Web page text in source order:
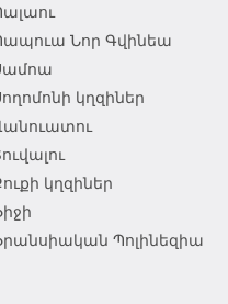
Նոր Գվինեա
կղզիներ
կղզիներ
Պոլինեզիա